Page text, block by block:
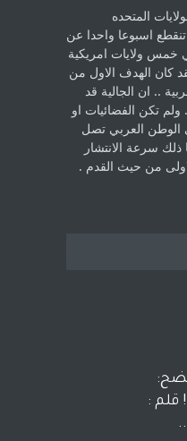
المتحده
منذ عام 1993 ، لم ‏تنقطع اسبوعا واحدا عن
خمس ولايات امريكية
كان الهدف الاول من
.. ان الجالية قد
ولم تكن الفضائيات او
الوطن ‏العربي تصل
ذلك سرعة الانتشار
من حيث القدم .
قلم :